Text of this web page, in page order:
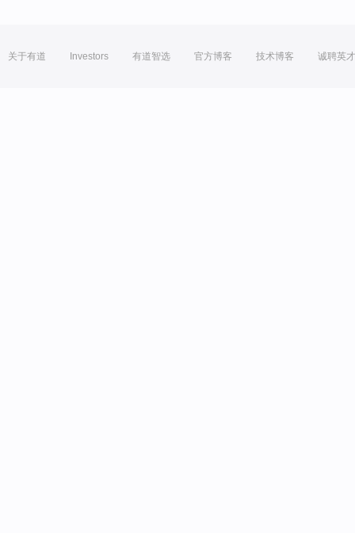
关于有道 Investors 有道智选 官方博客 技术博客 诚聘英才